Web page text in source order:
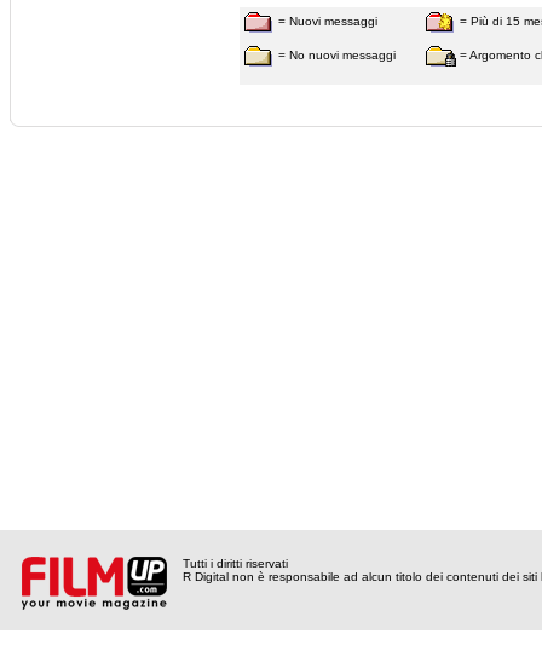
= Nuovi messaggi
= No nuovi messaggi
= Più di 15
= Argomento
Tutti i diritti riservati
R Digital non è responsabile ad alcun titolo dei contenuti dei siti